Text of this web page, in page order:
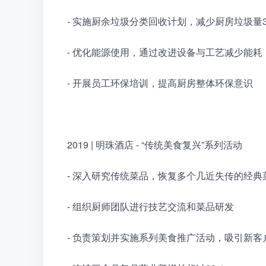
- 实施厨余垃圾分类回收计划，减少厨房垃圾量
- 优化能源使用，通过改进设备与工艺减少能耗
- 开展员工环保培训，提高厨房整体环保意识
2019 | 明珠酒店 - “传统美食复兴”系列活动
- 深入研究传统菜品，恢复多个几近失传的经典
- 组织厨师团队进行技艺交流和菜品研发
- 负责策划并实施系列美食推广活动，吸引新客